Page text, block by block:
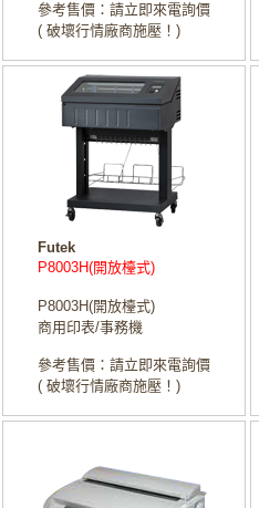
參考售價：請立即來電詢價
( 破壞行情廠商施壓！)
Futek
P8003H(開放檯式)
P8003H(開放檯式)
商用印表/事務機
參考售價：請立即來電詢價
( 破壞行情廠商施壓！)